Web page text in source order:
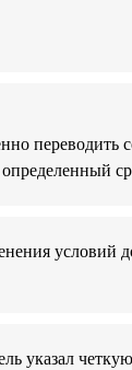
переводить
условий
указал